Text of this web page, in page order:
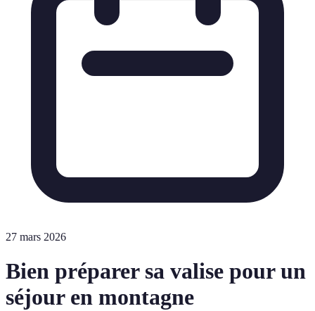
27 mars 2026
Bien préparer sa valise pour un
séjour en montagne